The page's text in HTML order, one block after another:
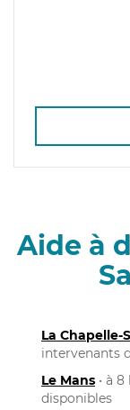
Aide à
La Chapelle-
intervenants
Le Mans • à
disponibles